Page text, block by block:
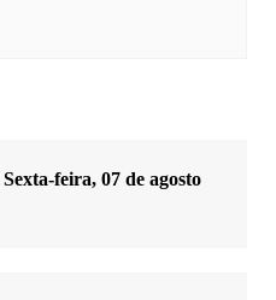
Sexta-feira, 07 de agosto